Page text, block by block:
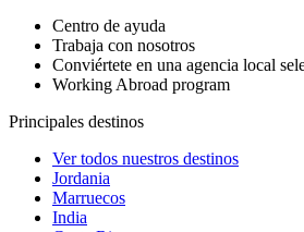
Centro de ayuda
Trabaja con nosotros
Conviértete en una agencia local
Working Abroad program
Principales destinos
Ver todos nuestros destinos
Jordania
Marruecos
India